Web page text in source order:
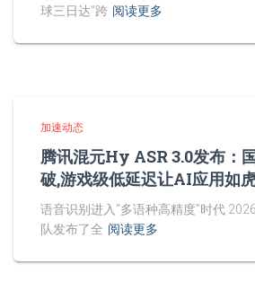
球三日达"跨 阅读更多
加速动态
腾讯混元Hy ASR 3.0发布：
破,游戏级低延迟让AI应用如
语音识别进入"多语种高精度"时代
队发布了全 阅读更多